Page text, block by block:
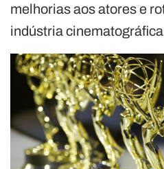
melhorias aos atores e
indústria